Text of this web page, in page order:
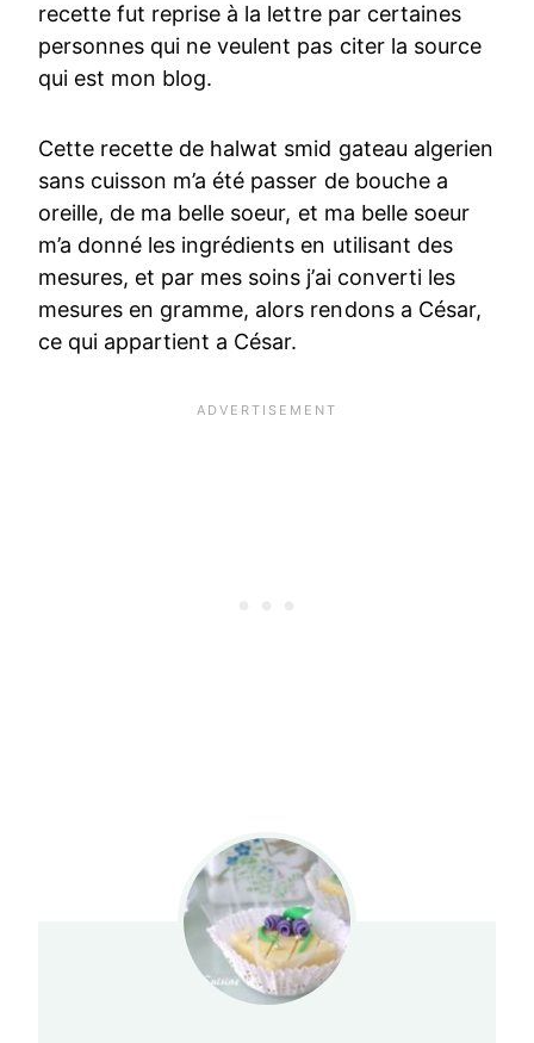
recette fut reprise à la lettre par certaines
personnes qui ne veulent pas citer la source
qui est mon blog.
Cette recette de halwat smid gateau algerien
sans cuisson m’a été passer de bouche a
oreille, de ma belle soeur, et ma belle soeur
m’a donné les ingrédients en utilisant des
mesures, et par mes soins j’ai converti les
mesures en gramme, alors rendons a César,
ce qui appartient a César.